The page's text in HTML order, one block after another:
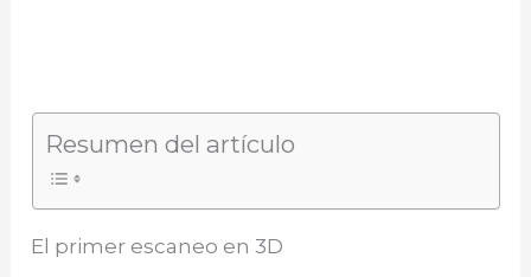
Resumen del artículo
El primer escaneo en 3D